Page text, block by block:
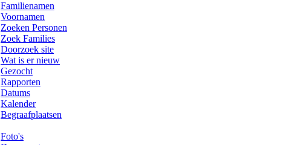
Familienamen
Voornamen
Zoeken Personen
Zoek Families
Doorzoek site
Wat is er nieuw
Gezocht
Rapporten
Datums
Kalender
Begraafplaatsen
Foto's